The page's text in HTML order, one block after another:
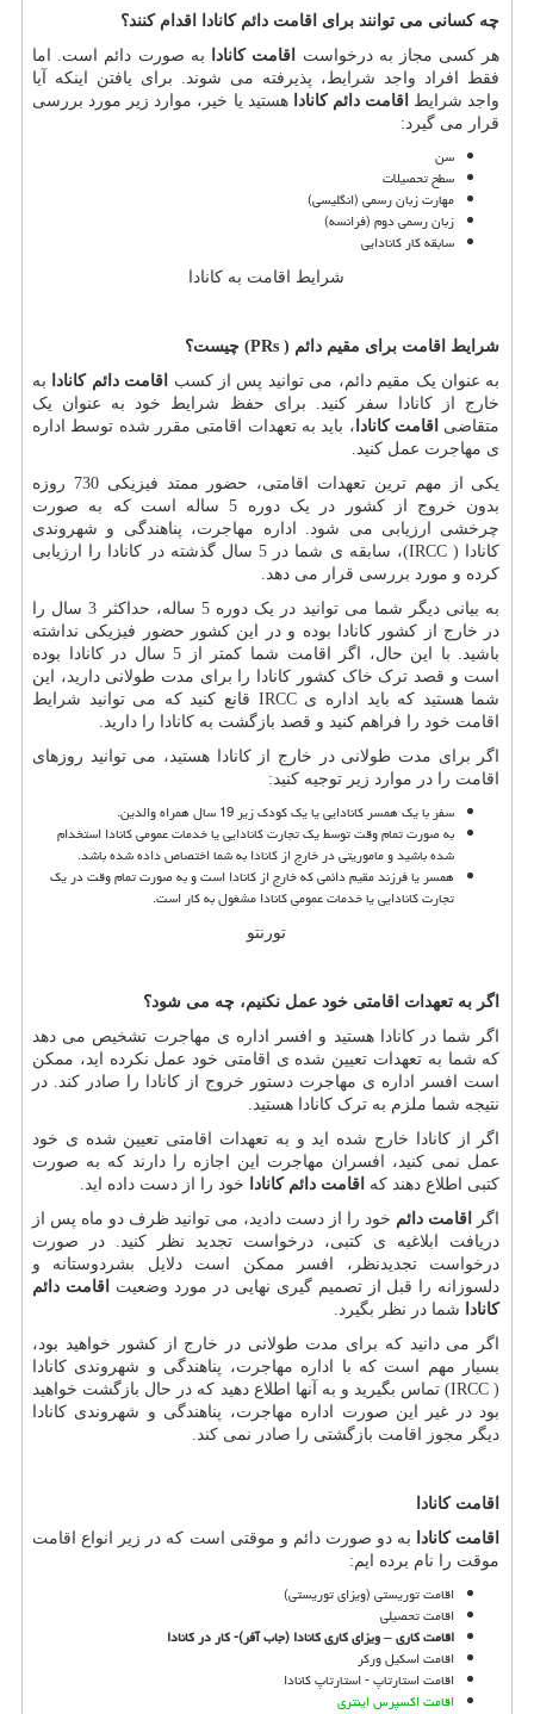
چه کسانی می توانند برای اقامت دائم کانادا اقدام کنند؟
هر کسی مجاز به درخواست
اقامت کانادا
به صورت دائم است. اما
فقط افراد واجد شرایط، پذیرفته می شوند. برای یافتن اینکه آیا
واجد شرایط اقامت دائم کانادا هستید یا خیر، موارد زیر مورد بررسی
قرار می گیرد:
سن
سطح تحصیلات
مهارت زبان رسمی (انگلیسی)
زبان رسمی دوم (فرانسه)
سابقه کار کانادایی
شرایط اقامت به کانادا
شرایط اقامت برای مقیم دائم (PRs) چیست؟
به عنوان یک مقیم دائم، می توانید پس از کسب
اقامت دائم کانادا به
خارج از کانادا سفر کنید. برای حفظ شرایط خود به عنوان یک
متقاضی اقامت کانادا ، باید به تعهدات اقامتی مقرر شده توسط اداره
ی مهاجرت عمل کنید.
یکی از مهم ترین تعهدات اقامتی، حضور ممتد فیزیکی 730 روزه
بدون خروج از کشور در یک دوره 5 ساله است که به صورت
چرخشی ارزیابی می شود. اداره مهاجرت، پناهندگی و شهروندی
کانادا (IRCC
)، سابقه ی شما در 5 سال گذشته در کانادا را ارزیابی
کرده و مورد بررسی قرار می دهد.
به بیانی دیگر شما می توانید در یک دوره 5 ساله، حداکثر 3 سال را
در خارج از کشور کانادا بوده و در این کشور حضور فیزیکی نداشته
باشید. با این حال، اگر اقامت شما کمتر از 5 سال در کانادا بوده
است و قصد ترک خاک کشور کانادا را برای مدت طولانی دارید، این
شما هستید که باید اداره یIRCC قانع کنید که می توانید شرایط
اقامت خود را فراهم کنید و قصد بازگشت به کانادا را دارید.
اگر برای مدت طولانی در خارج از کانادا هستید، می توانید روزهای
اقامت را در موارد زیر توجیه کنید:
سفر با یک همسر کانادایی یا یک کودک زیر 19 سال همراه والدین.
به صورت تمام وقت توسط یک تجارت کانادایی یا خدمات عمومی کانادا استخدام
شده باشید و ماموریتی در خارج از کانادا به شما اختصاص داده شده باشد.
همسر یا فرزند مقیم دائمی که خارج از کانادا است و به صورت تمام وقت در یک
تجارت کانادایی یا خدمات عمومی کانادا مشغول به کار است.
تورنتو
اگر به تعهدات اقامتی خود عمل نکنیم، چه می شود؟
اگر شما در کانادا هستید و افسر اداره ی مهاجرت تشخیص می دهد
که شما به تعهدات تعیین شده ی اقامتی خود عمل نکرده اید، ممکن
است افسر اداره ی مهاجرت دستور خروج از کانادا را صادر کند. در
نتیجه شما ملزم به ترک کانادا هستید.
اگر از کانادا خارج شده اید و به تعهدات اقامتی تعیین شده ی خود
عمل نمی کنید، افسران مهاجرت این اجازه را دارند که به صورت
کتبی اطلاع دهند که اقامت دائم کانادا خود را از دست داده اید.
اگر
اقامت دائم خود را از دست دادید، می توانید ظرف دو ماه پس از
دریافت ابلاغیه ی کتبی، درخواست تجدید نظر کنید. در صورت
درخواست تجدیدنظر، افسر ممکن است دلایل بشردوستانه و
دلسوزانه را قبل از تصمیم گیری نهایی در مورد وضعیت
اقامت دائم
کانادا شما در نظر بگیرد.
اگر می دانید که برای مدت طولانی در خارج از کشور خواهید بود،
بسیار مهم است که با اداره مهاجرت، پناهندگی و شهروندی کانادا
(
IRCC) تماس بگیرید و به آنها اطلاع دهید که در حال بازگشت خواهید
بود در غیر این صورت اداره مهاجرت، پناهندگی و شهروندی کانادا
دیگر مجوز اقامت بازگشتی را صادر نمی کند.
اقامت کانادا
اقامت کانادا به دو صورت دائم و موقتی است که در زیر انواع اقامت
موقت را نام برده ایم:
اقامت توریستی (ویزای توریستی)
اقامت تحصیلی
اقامت کاری–ویزای کاری کانادا (جاب آفر)- کار در کانادا
اقامت اسکیل ورکر
اقامت استارتاپ - استارتاپ کانادا
اقامت اکسپرس اینتری